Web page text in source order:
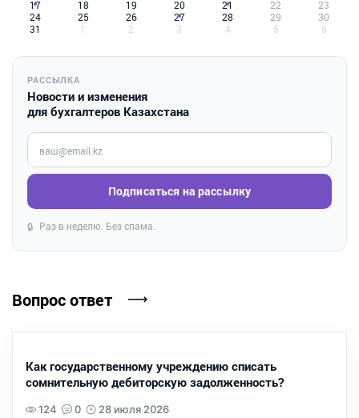
17
18 19 20 21 22
23
24
25 26 27 28 29
30
31
1 2 3 4 5 6
РАССЫЛКА
Новости и изменения
для бухгалтеров Казахстана
Введите ваш e-mail
Подписаться на рассылку
🔒 Раз в неделю. Без спама.
Вопрос ответ
Как государственному учреждению списать
сомнительную дебиторскую задолженность?
124 0 28 июля 2026